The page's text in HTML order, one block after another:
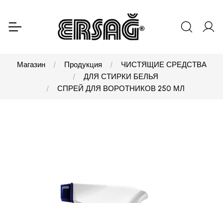
Магазин Продукция
ЧИСТЯЩИЕ СРЕДСТВА
ДЛЯ СТИРКИ БЕЛЬЯ
СПРЕЙ ДЛЯ ВОРОТНИКОВ 250 МЛ